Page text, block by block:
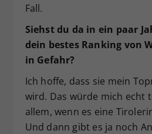
Fall.
Siehst du da in ein paar
dein bestes Ranking von
in Gefahr?
Ich hoffe, dass sie mein
wird. Das würde mich echt
allem, wenn es eine
Und dann gibt es ja noch